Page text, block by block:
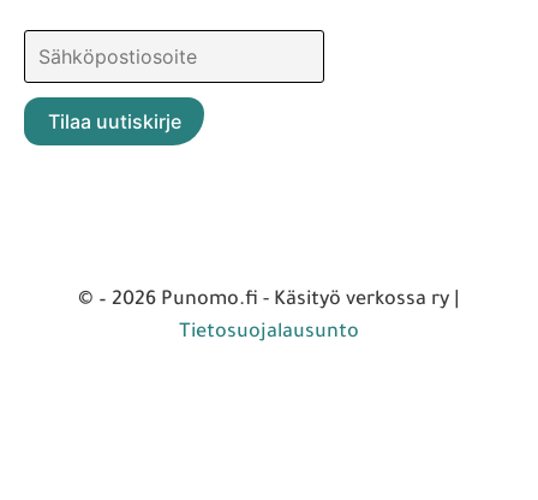
© – 2026 Punomo.fi - Käsityö verkossa ry |
Tietosuojalausunto